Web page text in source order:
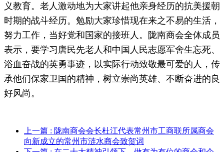
义教育。老人激动地为大家讲起他亲身经历的抗美援朝
时期的战斗经历。勉励大家珍惜现在来之不易的生活，
努力工作，当好党和国家的接班人。陇南商会全体成员
表示，要学习唐民先老人和中国人民志愿军舍生忘死、
浴血奋战的英勇事迹，以实际行动致敬最可爱的人，传
承他们保家卫国的精神，树立崇尚英雄、不断奋进的良
好风尚。
上一篇 : 陇南商会会长杜江代表常州市工商联所属商会
向新成立的常州市涟水商会致贺词